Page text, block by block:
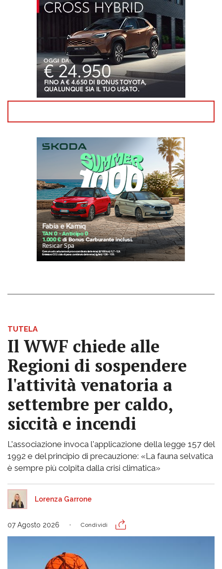
TUTELA
Il WWF chiede alle
Regioni di sospendere
l'attività venatoria a
settembre per caldo,
siccità e incendi
L'associazione invoca l'applicazione della legge 157 del
1992 e del principio di precauzione: «La fauna selvatica
è sempre più colpita dalla crisi climatica»
Lorenza Garrone
07 Agosto 2026 Condividi